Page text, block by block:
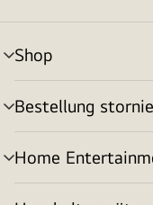
Shop
Menü
umschalten
Bestellung
Menü
umschalten
Home
Menü
umschalten